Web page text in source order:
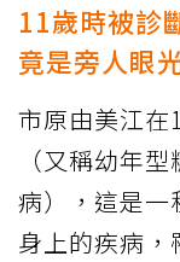
11歲時被診
竟是旁人眼
市原由美江在
（又稱幼年
病），這是一
身上的疾病，